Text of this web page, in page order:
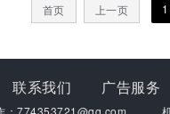
首页 上一页 1
联系我们 广告服务
：774353721@qq.com